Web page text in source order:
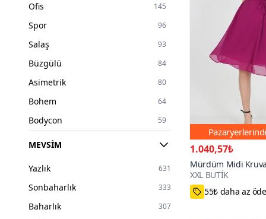
Ofis 145
Spor 96
Salaş 93
Büzgülü 84
Asimetrik 80
Bohem 64
Bodycon 59
Volanlı
MEVSIM
Yazlık 631
Sonbaharlık 333
Baharlık 307
1.040,57₺
Mürdüm Midi
Bağlama Detaylı
XXL BUTİK
55₺ daha az öde
M,L,XL,2XL